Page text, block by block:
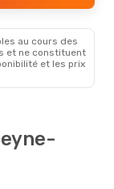
au cours des
et ne constituent
et les prix